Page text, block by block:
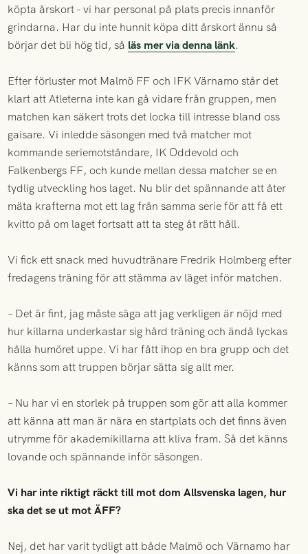
köpta årskort - vi har personal på plats precis innanför
grindarna. Har du inte hunnit köpa ditt årskort ännu så
börjar det bli hög tid, så läs mer via denna länk.
Efter förluster mot Malmö FF och IFK Värnamo står det
klart att Atleterna inte kan gå vidare från gruppen, men
matchen kan säkert trots det locka till intresse bland oss
gaisare. Vi inledde säsongen med två matcher mot
kommande seriemotståndare, IK Oddevold och
Falkenbergs FF, och kunde mellan dessa matcher se en
tydlig utveckling hos laget. Nu blir det spännande att åter
mäta krafterna mot ett lag från samma serie för att få ett
kvitto på om laget fortsatt att ta steg åt rätt håll.
Vi fick ett snack med huvudtränare Fredrik Holmberg efter
fredagens träning för att stämma av läget inför matchen.
– Det är fint, jag måste säga att jag verkligen är nöjd med
hur killarna underkastar sig hård träning och ändå lyckas
hålla humöret uppe. Vi har fått ihop en bra grupp och det
känns som att truppen börjar sätta sig allt mer.
– Nu har vi en storlek på truppen som gör att alla kommer
att känna att man är nära en startplats och det finns även
utrymme för akademikillarna att kliva fram. Så det känns
lovande och spännande inför säsongen.
Vi har inte riktigt räckt till mot dom Allsvenska lagen, hur
ska det se ut mot ÄFF?
Nej, det har varit tydligt att både Malmö och Värnamo har